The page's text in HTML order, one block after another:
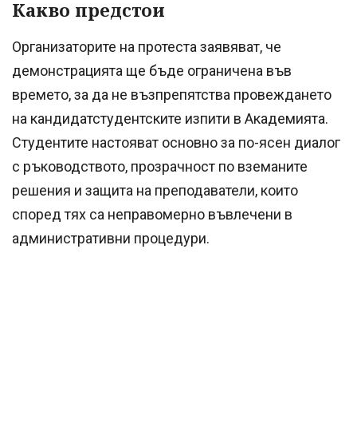
Какво предстои
Организаторите на протеста заявяват, че
демонстрацията ще бъде ограничена във
времето, за да не възпрепятства провеждането
на кандидатстудентските изпити в Академията.
Студентите настояват основно за по-ясен диалог
с ръководството, прозрачност по вземаните
решения и защита на преподаватели, които
според тях са неправомерно въвлечени в
административни процедури.